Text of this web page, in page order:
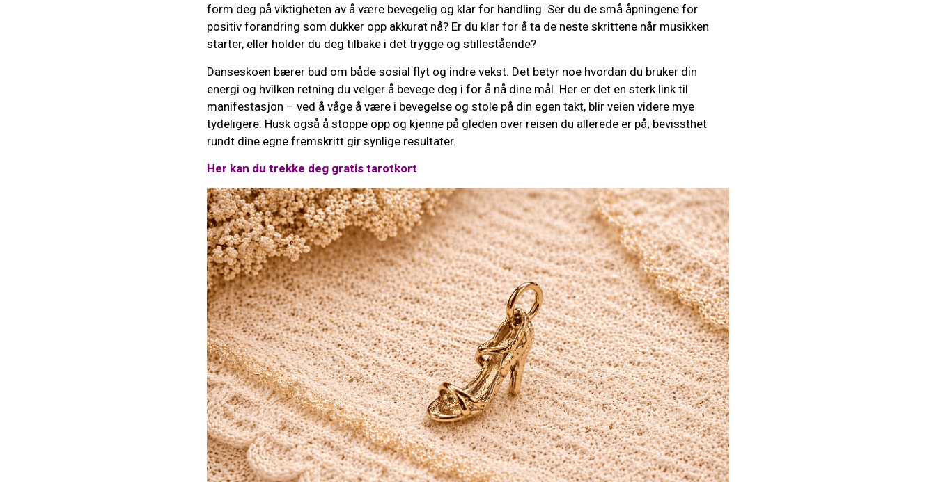
form deg på viktigheten av å være bevegelig og klar for handling. Ser du de små åpningene for
positiv forandring som dukker opp akkurat nå? Er du klar for å ta de neste skrittene når musikken
starter, eller holder du deg tilbake i det trygge og stillestående?
Danseskoen bærer bud om både sosial flyt og indre vekst. Det betyr noe hvordan du bruker din
energi og hvilken retning du velger å bevege deg i for å nå dine mål. Her er det en sterk link til
manifestasjon – ved å våge å være i bevegelse og stole på din egen takt, blir veien videre mye
tydeligere. Husk også å stoppe opp og kjenne på gleden over reisen du allerede er på; bevissthet
rundt dine egne fremskritt gir synlige resultater.
Her kan du trekke deg gratis tarotkort